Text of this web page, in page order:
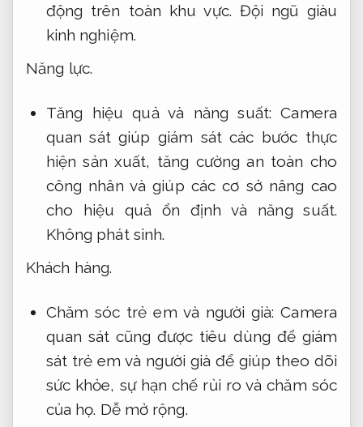
động trên toàn khu vực. Đội ngũ giàu
kinh nghiệm.
Năng lực.
Tăng hiệu quả và năng suất: Camera
quan sát giúp giám sát các bước thực
hiện sản xuất, tăng cường an toàn cho
công nhân và giúp các cơ sở nâng cao
cho hiệu quả ổn định và năng suất.
Không phát sinh.
Khách hàng.
Chăm sóc trẻ em và người già: Camera
quan sát cũng được tiêu dùng để giám
sát trẻ em và người già để giúp theo dõi
sức khỏe, sự hạn chế rủi ro và chăm sóc
của họ. Dễ mở rộng.